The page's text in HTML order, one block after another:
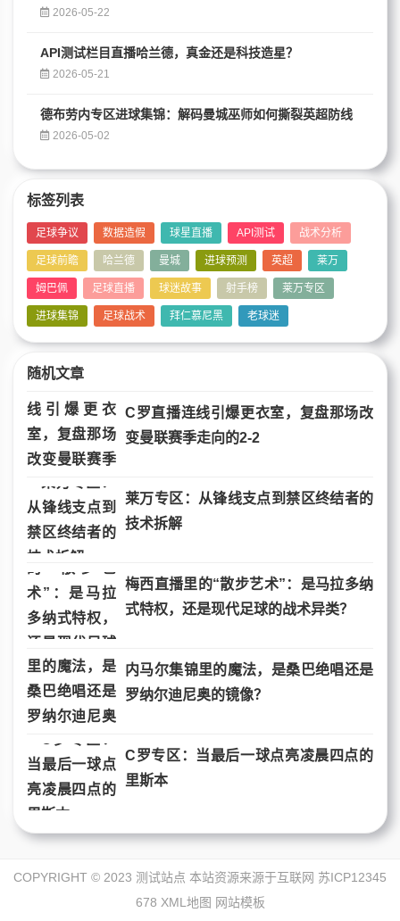
2026-05-22
API测试栏目直播哈兰德，真金还是科技造星？
2026-05-21
德布劳内专区进球集锦：解码曼城巫师如何撕裂英超防线
2026-05-02
标签列表
足球争议 数据造假 球星直播 API测试 战术分析
足球前瞻 哈兰德 曼城 进球预测 英超 莱万
姆巴佩 足球直播 球迷故事 射手榜 莱万专区
进球集锦 足球战术 拜仁慕尼黑 老球迷
随机文章
C罗直播连线引爆更衣室，复盘那场改
变曼联赛季走向的2-2
莱万专区：从锋线支点到禁区终结者的
技术拆解
梅西直播里的“散步艺术”：是马拉多纳
式特权，还是现代足球的战术异类？
内马尔集锦里的魔法，是桑巴绝唱还是
罗纳尔迪尼奥的镜像？
C罗专区：当最后一球点亮凌晨四点的
里斯本
COPYRIGHT © 2023 测试站点 本站资源来源于互联网 苏ICP12345
678 XML地图 网站模板